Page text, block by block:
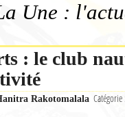
Une :
: le club
Rakotomalala Catégorie :